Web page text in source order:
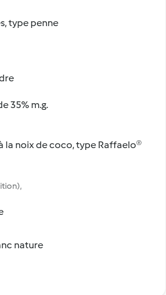
type penne
35% m.g.
la noix de coco, type Raffaelo®
nature